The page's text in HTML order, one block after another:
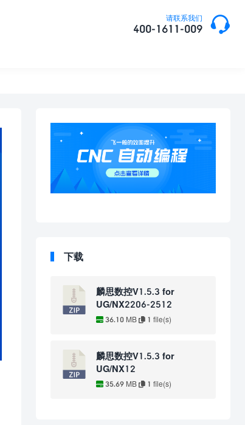
请联系我们
400-1611-009 
下载
麟思数控V1.5.3 for
UG/NX2206-2512
36.10 MB 1 file(s)
麟思数控V1.5.3 for
UG/NX12
35.69 MB 1 file(s)